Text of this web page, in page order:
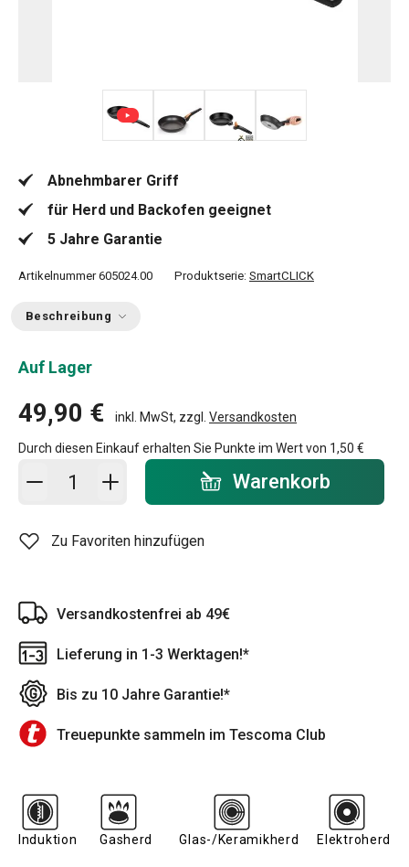
Abnehmbarer Griff
für Herd und Backofen geeignet
5 Jahre Garantie
Artikelnummer 605024.00 Produktserie: SmartCLICK
Beschreibung
Auf Lager
49,90 € inkl. MwSt, zzgl. Versandkosten
Durch diesen Einkauf erhalten Sie Punkte im Wert von 1,50 €
In den Warenkorb - Menge Warenkorb
Zu Favoriten hinzufügen
Versandkostenfrei ab 49€
Lieferung in 1-3 Werktagen!*
Bis zu 10 Jahre Garantie!*
Treuepunkte sammeln im Tescoma Club
Induktion Gasherd Glas-/Keramikherd Elektroherd